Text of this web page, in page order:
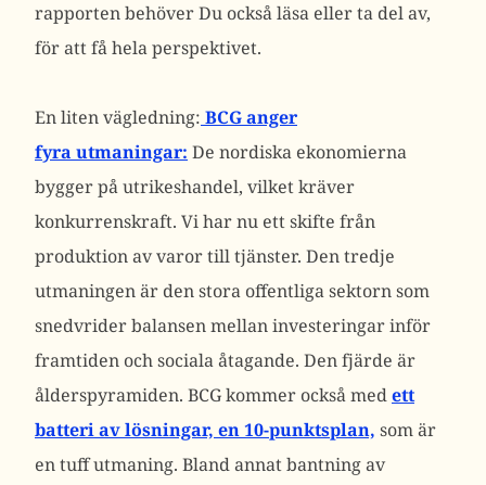
rapporten behöver Du också läsa eller ta del av,
för att få hela perspektivet.
En liten vägledning: BCG anger
fyra utmaningar: De nordiska ekonomierna
bygger på utrikeshandel, vilket kräver
konkurrenskraft. Vi har nu ett skifte från
produktion av varor till tjänster. Den tredje
utmaningen är den stora offentliga sektorn som
snedvrider balansen mellan investeringar inför
framtiden och sociala åtagande. Den fjärde är
ålderspyramiden. BCG kommer också medett
batteri av lösningar, en 10-punktsplan, som är
en tuff utmaning. Bland annat bantning av